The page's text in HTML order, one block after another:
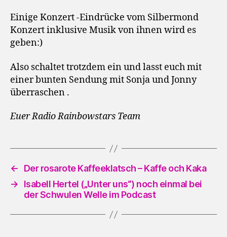
Einige Konzert -Eindrücke vom Silbermond
Konzert inklusive Musik von ihnen wird es
geben:)
Also schaltet trotzdem ein und lasst euch mit
einer bunten Sendung mit Sonja und Jonny
überraschen .
Euer Radio Rainbowstars Team
←
Der rosarote Kaffeeklatsch – Kaffe och Kaka
→
Isabell Hertel („Unter uns“) noch einmal bei
der Schwulen Welle im Podcast